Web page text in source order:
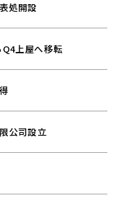
処開設
上屋へ移転
公司設立